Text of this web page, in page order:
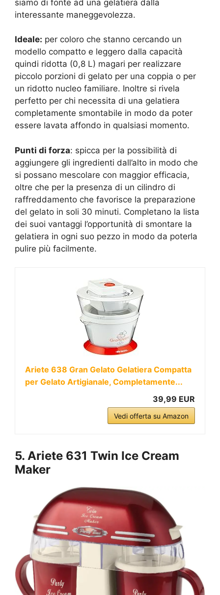
siamo di fonte ad una gelatiera dalla
interessante maneggevolezza.
Ideale: per coloro che stanno cercando un
modello compatto e leggero dalla capacità
quindi ridotta (0,8 L) magari per realizzare
piccolo porzioni di gelato per una coppia o per
un ridotto nucleo familiare. Inoltre si rivela
perfetto per chi necessita di una gelatiera
completamente smontabile in modo da poter
essere lavata affondo in qualsiasi momento.
Punti di forza: spicca per la possibilità di
aggiungere gli ingredienti dall’alto in modo che
si possano mescolare con maggior efficacia,
oltre che per la presenza di un cilindro di
raffreddamento che favorisce la preparazione
del gelato in soli 30 minuti. Completano la lista
dei suoi vantaggi l’opportunità di smontare la
gelatiera in ogni suo pezzo in modo da poterla
pulire più facilmente.
Ariete 638 Gran Gelato Gelatiera Compatta
per Gelato Artigianale, Completamente...
39,99 EUR
Vedi offerta su Amazon
5. Ariete 631 Twin Ice Cream
Maker